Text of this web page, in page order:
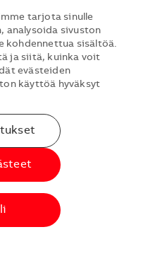
tarjota sinulle
analysoida sivuston
kohdennettua sisältöä.
ja siitä, kuinka voit
evästeiden
käyttöä hyväksyt